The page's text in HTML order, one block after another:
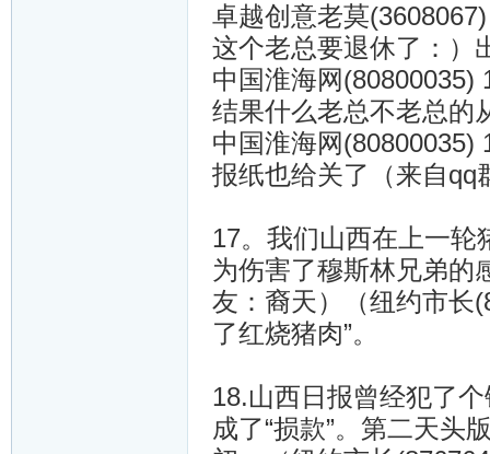
卓越创意老莫
这个老总要退休了：）
中国淮海网(80800035)
结果什么老总不老总的
中国淮海网(80800035)
报纸也给关了（来自qq
17。我们山西在上一轮
为伤害了穆斯林兄弟的
友：裔天）（纽约市长
了红烧猪肉”。
18.山西日报曾经犯了
成了“损款”。第二天头